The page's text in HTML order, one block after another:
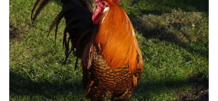
Eindrücke
Gedichte & mehr
Knotenpunkt